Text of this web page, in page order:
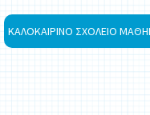
ΚΑΛΟΚΑΙΡΙΝΟ ΣΧΟΛΕΙΟ